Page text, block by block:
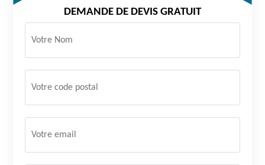
DEMANDE DE DEVIS GRATUIT